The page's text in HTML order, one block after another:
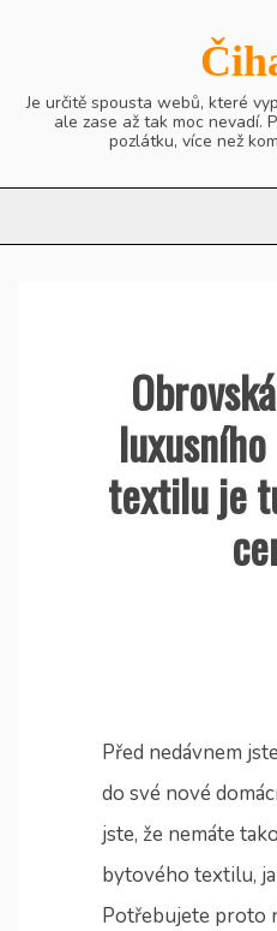
Je určitě spousta webů, které
ale zase až tak moc nevadí.
pozlátku, více než
textilu je
Před nedávnem
do své nové
jste, že nemáte
bytového textilu,
Potřebujete proto